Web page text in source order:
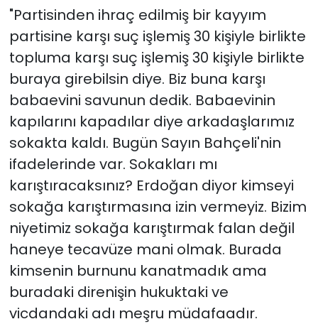
"Partisinden ihraç edilmiş bir kayyım
partisine karşı suç işlemiş 30 kişiyle birlikte
topluma karşı suç işlemiş 30 kişiyle birlikte
buraya girebilsin diye. Biz buna karşı
babaevini savunun dedik. Babaevinin
kapılarını kapadılar diye arkadaşlarımız
sokakta kaldı. Bugün Sayın Bahçeli'nin
ifadelerinde var. Sokakları mı
karıştıracaksınız? Erdoğan diyor kimseyi
sokağa karıştırmasına izin vermeyiz. Bizim
niyetimiz sokağa karıştırmak falan değil
haneye tecavüze mani olmak. Burada
kimsenin burnunu kanatmadık ama
buradaki direnişin hukuktaki ve
vicdandaki adı meşru müdafaadır.